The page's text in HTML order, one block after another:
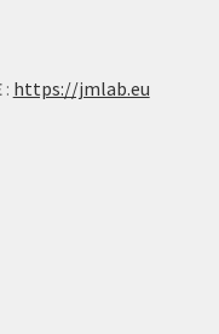
: https://jmlab.eu